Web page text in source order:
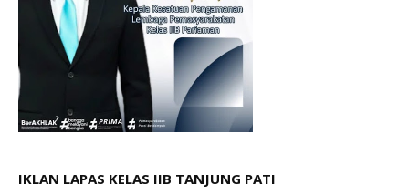
IKLAN LAPAS KELAS IIB TANJUNG PATI